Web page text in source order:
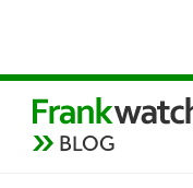
BLOG